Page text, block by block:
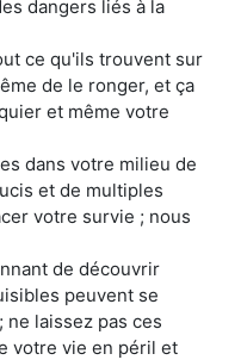
dangers liés à la
ce qu'ils trouvent sur
de le ronger, et ça
et même votre
dans votre milieu de
et de multiples
votre survie ; nous
de découvrir
peuvent se
laissez pas ces
votre vie en péril et